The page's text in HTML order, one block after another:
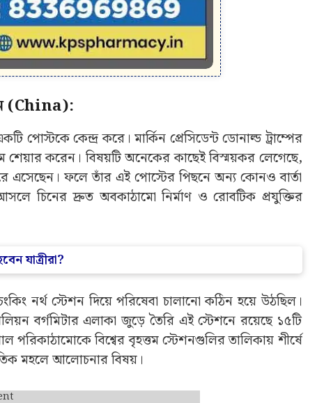
(China):
কেন্দ্র করে। মার্কিন প্রেসিডেন্ট ডোনাল্ড ট্রাম্পের
শেয়ার করেন। বিষয়টি অনেকের কাছেই বিস্ময়কর লেগেছে,
এসেছেন। ফলে তাঁর এই পোস্টের পিছনে অন্য কোনও বার্তা